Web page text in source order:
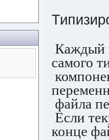
Каждый
самого
файла
Если
конце